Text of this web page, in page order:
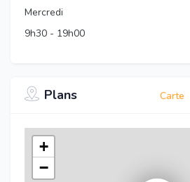
Mercredi
9h30 - 19h00
Plans Carte
+
−